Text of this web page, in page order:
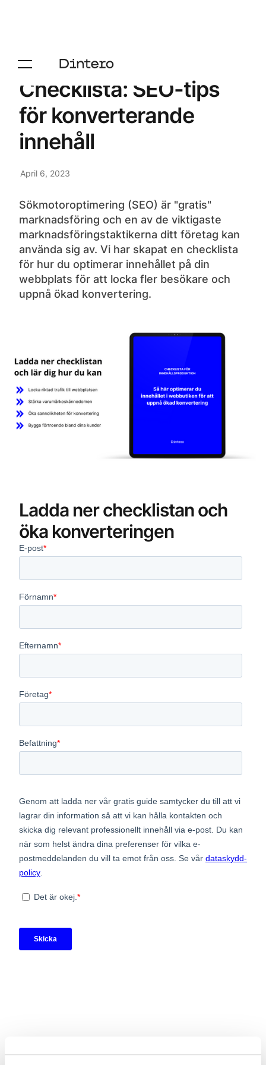
Checklista: SEO-tips
för konverterande
innehåll
April 6, 2023
Sökmotoroptimering (SEO) är "gratis"
marknadsföring och en av de viktigaste
marknadsföringstaktikerna ditt företag kan
använda sig av. Vi har skapat en checklista
för hur du optimerar innehållet på din
webbplats för att locka fler besökare och
uppnå ökad konvertering.
Ladda ner checklistan och
öka konverteringen